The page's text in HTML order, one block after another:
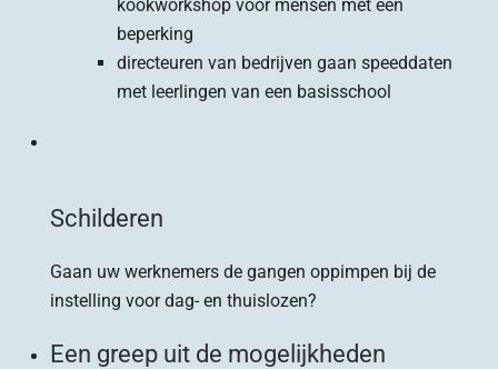
kookworkshop voor mensen met een
beperking
directeuren van bedrijven gaan speeddaten
met leerlingen van een basisschool
Schilderen
Gaan uw werknemers de gangen oppimpen bij de
instelling voor dag- en thuislozen?
Een greep uit de mogelijkheden